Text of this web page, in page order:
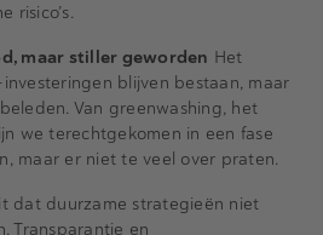
risico’s.
maar stiller geworden Het
blijven bestaan, maar
Van greenwashing, het
we terechtgekomen in een fase
maar er niet te veel over praten.
dat duurzame strategieën niet
Transparantie en